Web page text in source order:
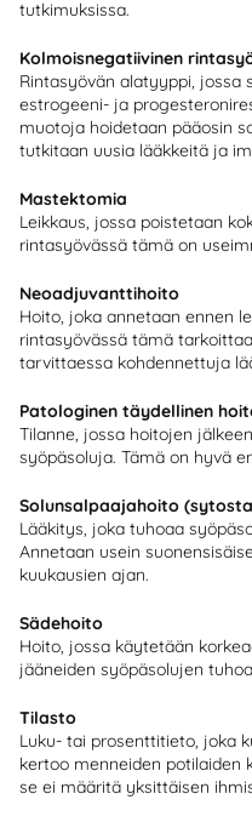
tutkimuksissa.
Kolmoisnegatiivinen
Rintasyövän alatyyppi, jossa
estrogeeni- ja
muotoja hoidetaan pääosin
tutkitaan uusia lääkkeitä ja
Mastektomia
Leikkaus, jossa poistetaan
rintasyövässä tämä on
Neoadjuvanttihoito
Hoito, joka annetaan ennen
rintasyövässä tämä
tarvittaessa kohdennettuja
Patologinen täydellinen
Tilanne, jossa hoitojen
syöpäsoluja. Tämä on hyvä
Solunsalpaajahoito
Lääkitys, joka tuhoaa
Annetaan usein
kuukausien ajan.
Sädehoito
Hoito, jossa käytetään
jääneiden syöpäsolujen
Tilasto
Luku- tai prosenttitieto, joka
kertoo menneiden potilaiden
se ei määritä yksittäisen